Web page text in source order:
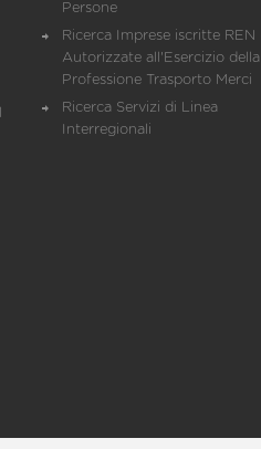
Persone
Ricerca Imprese iscritte REN
Autorizzate all'Esercizio della
Professione Trasporto Merci
Ricerca Servizi di Linea
Interregionali